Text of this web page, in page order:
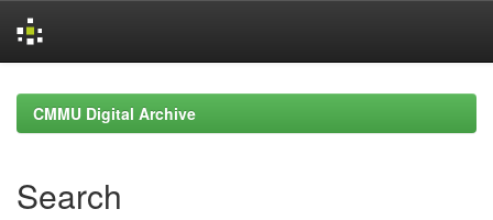
navigationCMMU Digital Archive
Search